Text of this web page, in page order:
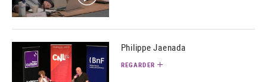
Philippe Jaenada
REGARDER